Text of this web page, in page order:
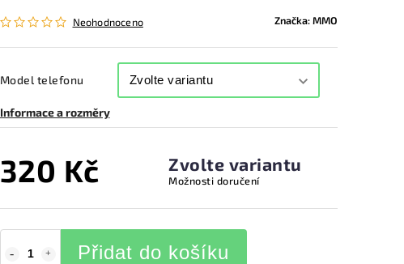
Neohodnoceno Značka:MMO
Model telefonu
Informace a rozměry
320 Kč Zvolte variantu
Možnosti doručení
Přidat do košíku